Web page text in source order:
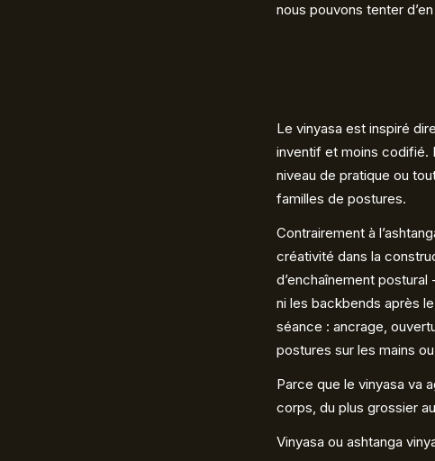
nous pouvons tenter
Le vinyasa est inspiré
inventif et moins codifié.
niveau de pratique ou
familles de postures.
Contrairement à
créativité dans la
d’enchaînement
ni les backbends après
séance : ancrage,
postures sur les mains
Parce que le vinyasa va
corps, du plus grossier
Vinyasa ou ashtanga